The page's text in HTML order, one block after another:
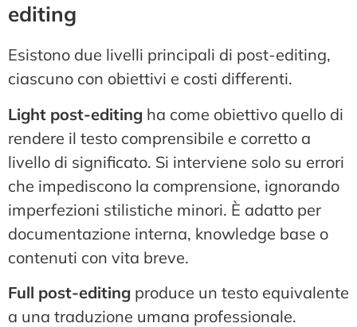
editing
Esistono due livelli principali di post-editing,
ciascuno con obiettivi e costi differenti.
Light post-editing ha come obiettivo quello di
rendere il testo comprensibile e corretto a
livello di significato. Si interviene solo su errori
che impediscono la comprensione, ignorando
imperfezioni stilistiche minori. È adatto per
documentazione interna, knowledge base o
contenuti con vita breve.
Full post-editing produce un testo equivalente
a una traduzione umana professionale.